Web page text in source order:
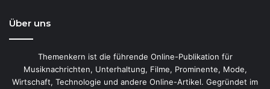
Über uns
Themenkern ist die führende Online-Publikation für
Musiknachrichten, Unterhaltung, Filme, Prominente, Mode,
Wirtschaft, Technologie und andere Online-Artikel. Gegründet im